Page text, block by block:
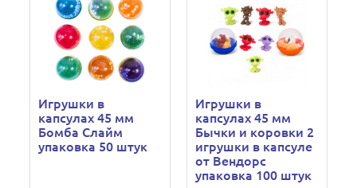
Игрушки в
капсулах 45 мм
Бомба Слайм
упаковка 50 штук
Игрушки в
капсулах 45 мм
Бычки и коровки 2
игрушки в капсуле
от Вендорс
упаковка 100 штук